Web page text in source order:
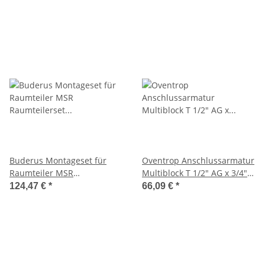
Buderus Montageset für
Raumteiler MSR
Raumteilerset 7738334756
124,47 € *
Oventrop Anschlussarmatur
Multiblock T 1/2" AG x 3/4"
AG, 2-Rohr, Messing,
66,09 € *